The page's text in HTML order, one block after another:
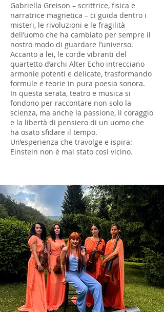
Gabriella Greison – scrittrice, fisica e
narratrice magnetica – ci guida dentro i
misteri, le rivoluzioni e le fragilità
dell’uomo che ha cambiato per sempre il
nostro modo di guardare l’universo.
Accanto a lei, le corde vibranti del
quartetto d’archi Alter Echo intrecciano
armonie potenti e delicate, trasformando
formule e teorie in pura poesia sonora.
In questa serata, teatro e musica si
fondono per raccontare non solo la
scienza, ma anche la passione, il coraggio
e la libertà di pensiero di un uomo che
ha osato sfidare il tempo.
Un’esperienza che travolge e ispira:
Einstein non è mai stato così vicino.